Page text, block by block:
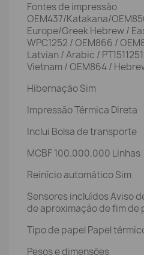
Fontes de impressão
OEM437/Katakana/
Europe/Greek Hebrew /
WPC1252 / OEM866 /
Latvian / Arabic /
Vietnam / OEM864 /
Hibernação Sim
Impressão Térmica Direta
Inclui Bolsa de transporte
MCBF 100.000.000 Linhas
Reinício automático Sim
Sensores incluídos Aviso
de aproximação de fim de
Tipo de papel Papel
Pesos e dimensões